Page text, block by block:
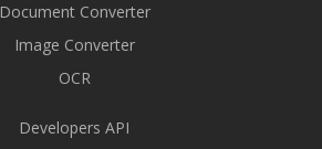
Document Converter
Image Converter
OCR
Developers API